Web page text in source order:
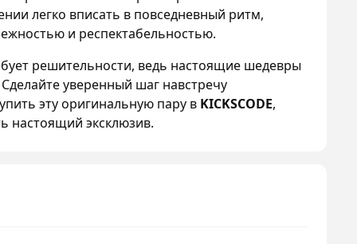
легко вписать в повседневный ритм,
и респектабельностью.
решительности, ведь настоящие шедевры
уверенный шаг навстречу
эту оригинальную пару в KICKSCODE,
настоящий эксклюзив.